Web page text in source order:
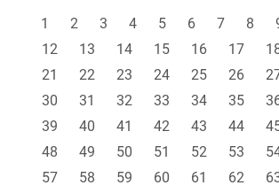
1
2 3 4 5 6 7 8
12
13 14 15 16 17
21
22 23 24 25 26
30
31 32 33 34 35
39
40 41 42 43 44
48
49 50 51 52 53
57
58 59 60 61 62